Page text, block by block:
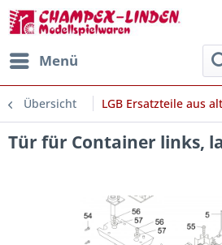
Menü
Übersicht LGB Ersatzteile aus
Tür für Container links,